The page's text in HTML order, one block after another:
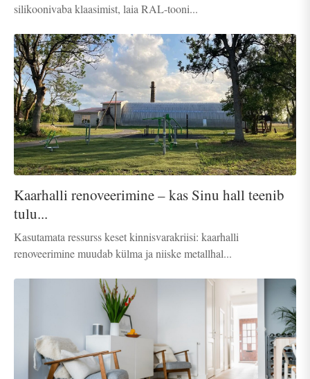
silikoonivaba klaasimist, laia RAL-tooni...
Kaarhalli renoveerimine – kas Sinu hall teenib
tulu...
Kasutamata ressurss keset kinnisvarakriisi: kaarhalli
renoveerimine muudab külma ja niiske metallhal...